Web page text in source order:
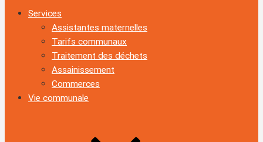
Services
Assistantes maternelles
Tarifs communaux
Traitement des déchets
Assainissement
Commerces
Vie communale